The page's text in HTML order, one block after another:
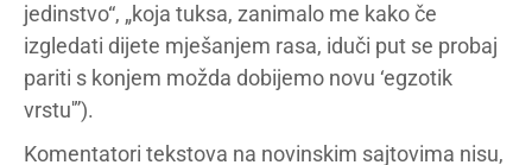
jedinstvo“, „koja tuksa, zanimalo me kako če
izgledati dijete mješanjem rasa, iduči put se probaj
pariti s konjem možda dobijemo novu ‘egzotik
vrstu'”).
Komentatori tekstova na novinskim sajtovima nisu,